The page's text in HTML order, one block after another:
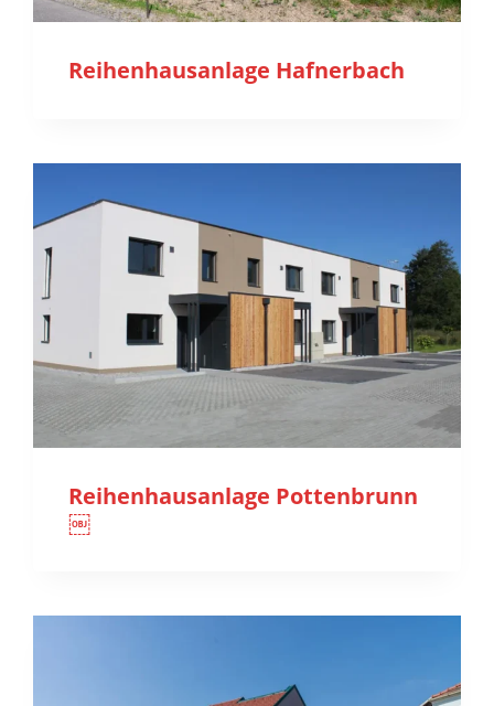
Reihenhausanlage Hafnerbach
Reihenhausanlage Pottenbrunn
￼